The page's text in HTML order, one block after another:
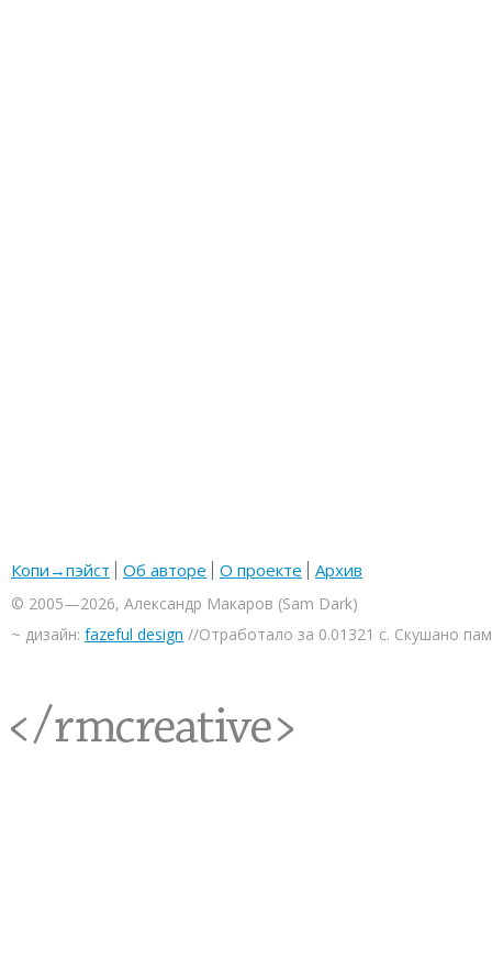
Копи→пэйст Об авторе О проекте Архив
© 2005—2026, Александр Макаров (Sam Dark)
~ дизайн: fazeful design //Отработало за 0.01321 с. Скушано
<rmcreative/>